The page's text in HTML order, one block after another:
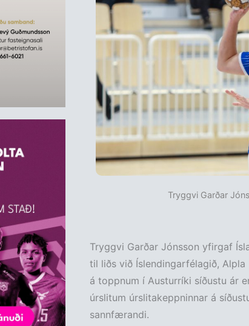
Tryggvi Garðar
Tryggvi Garðar Jónsson yfirgaf
til liðs við Íslendingarfélagið,
á toppnum í Austurríki síðustu ár
úrslitum úrslitakeppninnar á
sannfærandi.